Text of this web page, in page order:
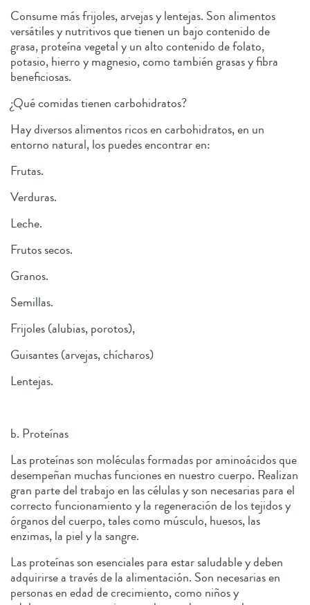
Consume más frijoles, arvejas y lentejas. Son alimentos
versátiles y nutritivos que tienen un bajo contenido de
grasa, proteína vegetal y un alto contenido de folato,
potasio, hierro y magnesio, como también grasas y fibra
beneficiosas.
¿Qué comidas tienen carbohidratos?
Hay diversos alimentos ricos en carbohidratos, en un
entorno natural, los puedes encontrar en:
Frutas.
Verduras.
Leche.
Frutos secos.
Granos.
Semillas.
Frijoles (alubias, porotos),
Guisantes (arvejas, chícharos)
Lentejas.
b. Proteínas
Las proteínas son moléculas formadas por aminoácidos que
desempeñan muchas funciones en nuestro cuerpo. Realizan
gran parte del trabajo en las células y son necesarias para el
correcto funcionamiento y la regeneración de los tejidos y
órganos del cuerpo, tales como músculo, huesos, las
enzimas, la piel y la sangre.
Las proteínas son esenciales para estar saludable y deben
adquirirse a través de la alimentación. Son necesarias en
personas en edad de crecimiento, como niños y